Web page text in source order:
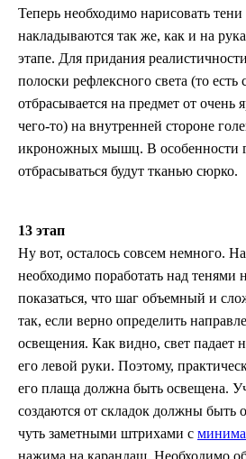
Теперь необходимо нарисовать
накладываются так же, как и на
этапе. Для придания
полоски рефлексного света (то есть
отбрасывается на предмет от очень
чего-то) на внутренней стороне
икроножных мышц. В особенности
отбрасываться будут тканью сюрко.
13 этап
Ну вот, осталось совсем немного.
необходимо поработать над
показаться, что шаг объемный и
так, если верно определить
освещения. Как видно, свет падает
его левой руки. Поэтому,
его плаща должна быть освещена.
создаются от складок должны быть
чуть заметными штрихами с